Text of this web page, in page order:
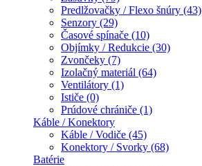
Predlžovačky / Flexo šnúry (43)
Senzory (29)
Časové spínače (10)
Objímky / Redukcie (30)
Zvončeky (7)
Izolačný materiál (64)
Ventilátory (1)
Ističe (0)
Prúdové chrániče (1)
Káble / Konektory
Káble / Vodiče (45)
Konektory / Svorky (68)
Batérie